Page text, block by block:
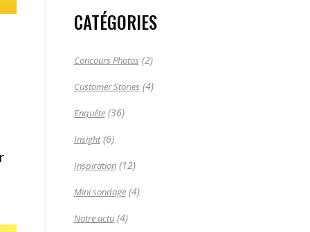
CATÉGORIES
Concours Photos (2)
Customer Stories (4)
Enquête(36)
Insight(6)
Inspiration(12)
Mini sondage(4)
Notre actu(4)